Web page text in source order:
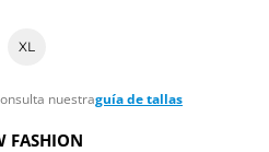
XL
nuestraguía de tallas
FASHION